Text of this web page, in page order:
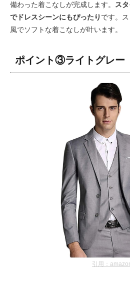
備わった着こなしが完成します。 ス
でドレスシーンにもぴったり です。
風でソフトな着こなしが叶います。
ポイント③ライトグレー
引用：